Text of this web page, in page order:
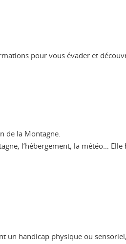
pour vous évader et
de la Montagne.
l’hébergement, la météo… Elle
un handicap physique ou